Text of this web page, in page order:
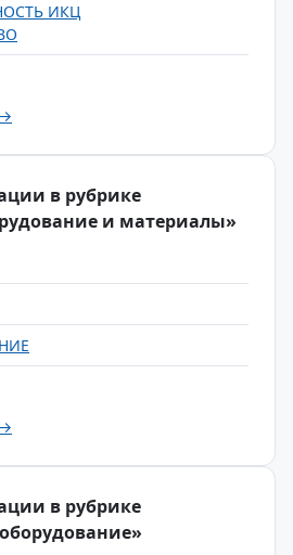
ИКЦ
в рубрике
и материалы»
в рубрике